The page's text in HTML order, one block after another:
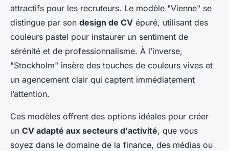
attractifs pour les recruteurs. Le modèle "Vienne" se
distingue par son design de CV épuré, utilisant des
couleurs pastel pour instaurer un sentiment de
sérénité et de professionnalisme. À l’inverse,
"Stockholm" insère des touches de couleurs vives et
un agencement clair qui captent immédiatement
l’attention.
Ces modèles offrent des options idéales pour créer
un CV adapté aux secteurs d'activité, que vous
soyez dans le domaine de la finance, des médias ou